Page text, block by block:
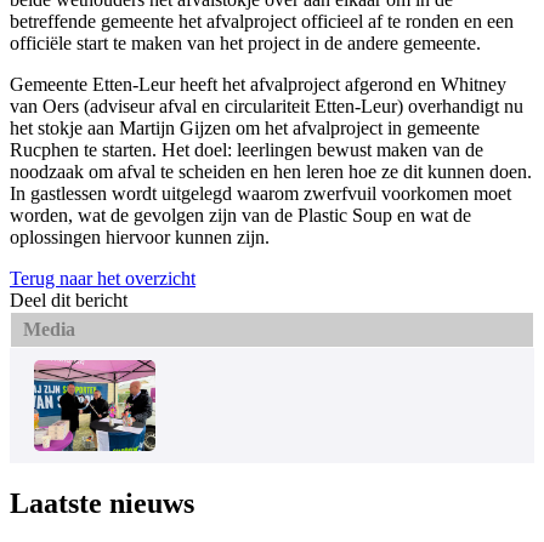
betreffende gemeente het afvalproject officieel af te ronden en een
officiële start te maken van het project in de andere gemeente.
Gemeente Etten-Leur heeft het afvalproject afgerond en Whitney
van Oers (adviseur afval en circulariteit Etten-Leur) overhandigt nu
het stokje aan Martijn Gijzen om het afvalproject in gemeente
Rucphen te starten. Het doel: leerlingen bewust maken van de
noodzaak om afval te scheiden en hen leren hoe ze dit kunnen doen.
In gastlessen wordt uitgelegd waarom zwerfvuil voorkomen moet
worden, wat de gevolgen zijn van de Plastic Soup en wat de
oplossingen hiervoor kunnen zijn.
Terug naar het overzicht
Deel dit bericht
Media
Laatste nieuws